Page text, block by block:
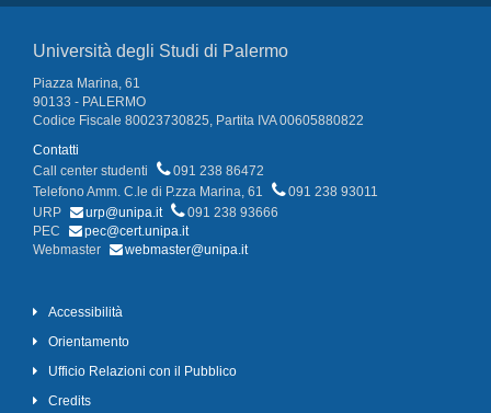
Università degli Studi di Palermo
Piazza Marina, 61
90133 - PALERMO
Codice Fiscale 80023730825, Partita IVA 00605880822
Contatti
Call center studenti
091 238 86472
Telefono Amm. C.le di P.zza Marina, 61
091 238 93011
URP
urp@unipa.it
091 238 93666
PEC
pec@cert.unipa.it
Webmaster
webmaster@unipa.it
Accessibilità
Orientamento
Ufficio Relazioni con il Pubblico
Credits